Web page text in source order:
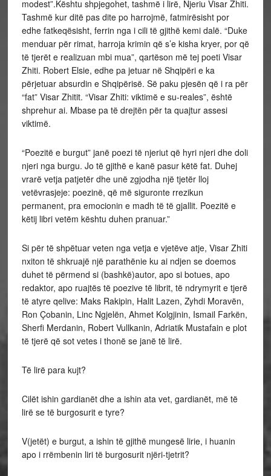
modest”.Kështu shpjegohet, tashmë i lirë, Njeriu Visar Zhiti.
Tashmë kur ditë pas dite po harrojmë, fatmirësisht por
edhe fatkeqësisht, ferrin nga i cili të gjithë kemi dalë. “Duke
menduar për rimat, harroja krimin që s’e kisha kryer, por që
të tjerët e realizuan mbi mua”, qartëson më tej poeti Visar
Zhiti. Robert Elsie, edhe pa jetuar në Shqipëri e ka
përjetuar absurdin e Shqipërisë. Së paku pjesën që i ra për
“fat” Visar Zhitit. “Visar Zhiti: viktimë e su-reales”, është
shprehur ai. Mbase pa të drejtën për ta quajtur assesi
viktimë.
“Poezitë e burgut” janë poezi të njeriut që hyri njeri dhe doli
njeri nga burgu. Jo të gjithë e kanë pasur këtë fat. Duhej
vrarë vetja patjetër dhe unë zgjodha një tjetër lloj
vetëvrasjeje: poezinë, që më siguronte rrezikun
permanent, pra emocionin e madh të të gjallit. Poezitë e
këtij libri vetëm kështu duhen pranuar.”
Si për të shpëtuar veten nga vetja e vjetëve atje, Visar Zhiti
nxiton të shkruajë një parathënie ku ai ndjen se doemos
duhet të përmend si (bashkë)autor, apo si botues, apo
redaktor, apo ruajtës të poezive të librit, të ndrymyrit e tjerë
të atyre qelive: Maks Rakipin, Halit Lazen, Zyhdi Moravën,
Ron Çobanin, Linc Ngjelën, Ahmet Kolgjinin, Ismail Farkën,
Sherfi Merdanin, Robert Vullkanin, Adriatik Mustafain e plot
të tjerë që sot vetes i thonë se janë të lirë.
Të lirë para kujt?
Cilët ishin gardianët dhe a ishin ata vet, gardianët, më të
lirë se të burgosurit e tyre?
V(jetët) e burgut, a ishin të gjithë mungesë lirie, i huanin
apo i rrëmbenin liri të burgosurit njëri-tjetrit?